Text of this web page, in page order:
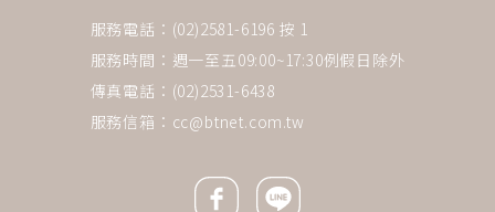
服務電話：(02)2581-6196 按 1
服務時間：週一至五09:00~17:30例假日除外
傳真電話：(02)2531-6438
服務信箱： cc@btnet.com.tw
Facebook icon
Line icon